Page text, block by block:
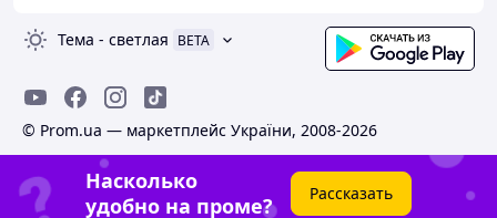
Тема - светлая BETA
© Prom.ua — маркетплейс України, 2008-2026
Насколько
удобно на проме?
Рассказать